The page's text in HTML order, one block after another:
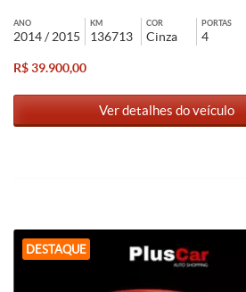
ANO
2014 / 2015
KM
136713
COR
Cinza
PORTAS
4
R$ 39.900,00
Ver detalhes do veículo
DESTAQUE